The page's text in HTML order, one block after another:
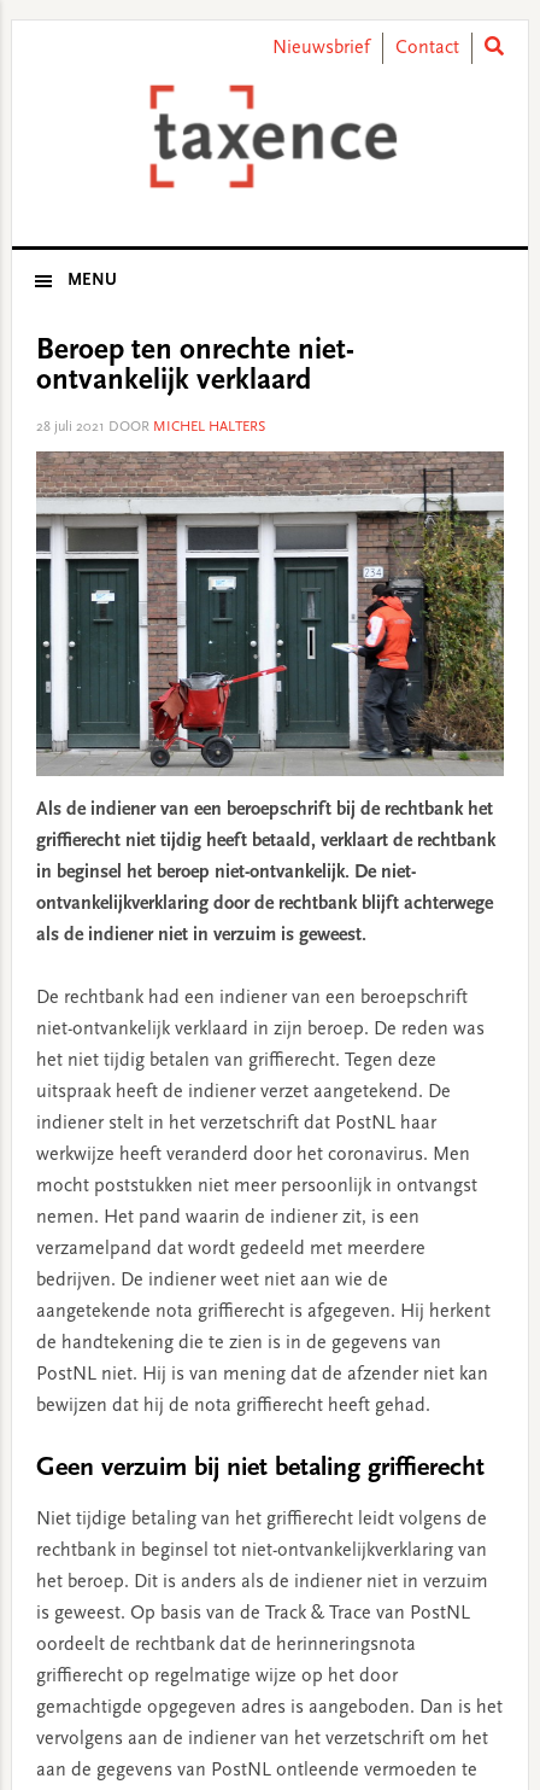
Nieuwsbrief Contact
MENU
Beroep ten onrechte niet-
ontvankelijk verklaard
28 juli 2021 DOOR MICHEL HALTERS
Als de indiener van een beroepschrift bij de rechtbank het
griffierecht niet tijdig heeft betaald, verklaart de rechtbank
in beginsel het beroep niet-ontvankelijk. De niet-
ontvankelijkverklaring door de rechtbank blijft achterwege
als de indiener niet in verzuim is geweest.
De rechtbank had een indiener van een beroepschrift
niet-ontvankelijk verklaard in zijn beroep. De reden was
het niet tijdig betalen van griffierecht. Tegen deze
uitspraak heeft de indiener verzet aangetekend. De
indiener stelt in het verzetschrift dat PostNL haar
werkwijze heeft veranderd door het coronavirus. Men
mocht poststukken niet meer persoonlijk in ontvangst
nemen. Het pand waarin de indiener zit, is een
verzamelpand dat wordt gedeeld met meerdere
bedrijven. De indiener weet niet aan wie de
aangetekende nota griffierecht is afgegeven. Hij herkent
de handtekening die te zien is in de gegevens van
PostNL niet. Hij is van mening dat de afzender niet kan
bewijzen dat hij de nota griffierecht heeft gehad.
Geen verzuim bij niet betaling griffierecht
Niet tijdige betaling van het griffierecht leidt volgens de
rechtbank in beginsel tot niet-ontvankelijkverklaring van
het beroep. Dit is anders als de indiener niet in verzuim
is geweest. Op basis van de Track & Trace van PostNL
oordeelt de rechtbank dat de herinneringsnota
griffierecht op regelmatige wijze op het door
gemachtigde opgegeven adres is aangeboden. Dan is het
vervolgens aan de indiener van het verzetschrift om het
aan de gegevens van PostNL ontleende vermoeden te